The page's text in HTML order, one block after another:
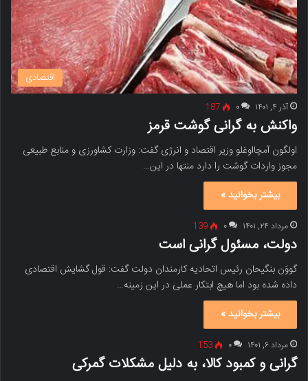
اقتصادی
آذر ۴, ۱۴۰۱ ۰ 187
واکنش به گرانی گوشت قرمز
اولگون آمچااوغلو وزیر اقتصاد و انرژی گفت: وزارت کشاورزی و منابع طبیعی
مجوز واردات گوشت را دارد منتها در این…
بیشتر بخوانید »
مرداد ۲۴, ۱۴۰۱ ۰ 139
دولت، مسئول گرانی است
گووَن بنگیحان رئیس اتحادیه کارمندان دولت گفت: قول گشایش اقتصادی
داده شده بود اما هیچ ابتکار عملی در این زمینه…
بیشتر بخوانید »
مرداد ۶, ۱۴۰۱ ۰ 153
گرانی و کمبود کالا، به دلیل مشکلات گمرکی